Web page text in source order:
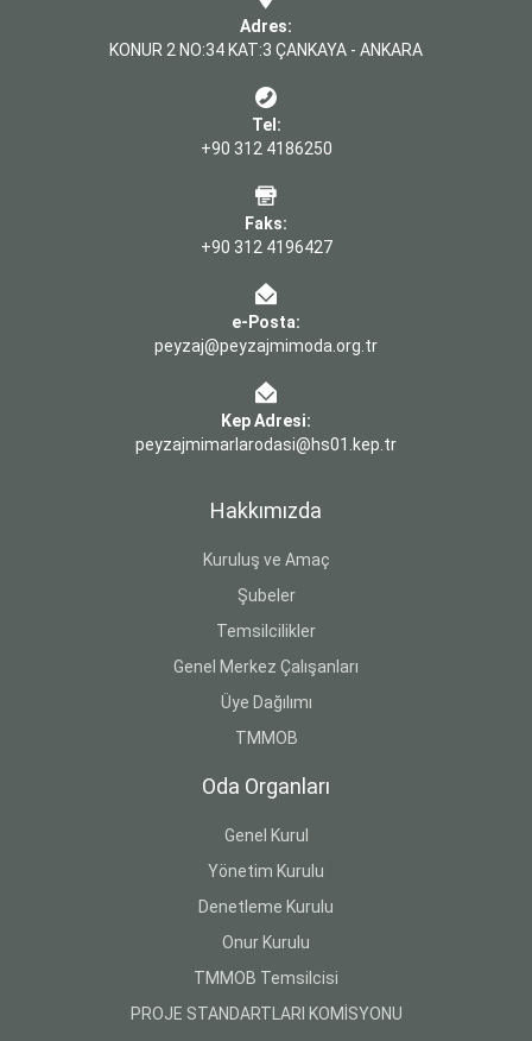
Adres:
KONUR 2 NO:34 KAT:3 ÇANKAYA - ANKARA
Tel:
+90 312 4186250
Faks:
+90 312 4196427
e-Posta:
peyzaj@peyzajmimoda.org.tr
Kep Adresi:
peyzajmimarlarodasi@hs01.kep.tr
Hakkımızda
Kuruluş ve Amaç
Şubeler
Temsilcilikler
Genel Merkez Çalışanları
Üye Dağılımı
TMMOB
Oda Organları
Genel Kurul
Yönetim Kurulu
Denetleme Kurulu
Onur Kurulu
TMMOB Temsilcisi
PROJE STANDARTLARI KOMİSYONU